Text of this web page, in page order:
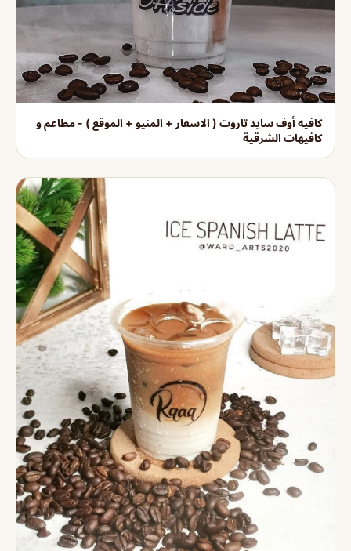
كافيه أوف سايد تاروت ( الاسعار + المنيو + الموقع ) - مطاعم و
كافيهات الشرقية